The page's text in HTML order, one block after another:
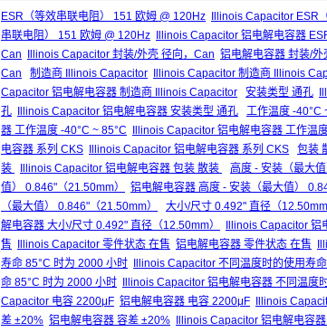
ESR（等效串联电阻） 151 欧姆 @ 120Hz Illinois Capacitor ESR
串联电阻） 151 欧姆 @ 120Hz
Illinois Capacitor 铝电解电容器
Can
Illinois Capacitor 封装/外壳 径向，Can 铝电解电容器 封装/外
Can
制造商 Illinois Capacitor Illinois Capacitor 制造商 Illinois
Capacitor 铝电解电容器 制造商 Illinois Capacitor
安装类型 通孔
孔
Illinois Capacitor 铝电解电容器 安装类型 通孔 工作温度 -40°C
器 工作温度 -40°C ~ 85°C
Illinois Capacitor 铝电解电容器 工作温
电容器 系列 CKS
Illinois Capacitor 铝电解电容器 系列 CKS 包装
装
Illinois Capacitor 铝电解电容器 包装 散装 高度 - 安装（最大
值） 0.846"（21.50mm）
铝电解电容器 高度 - 安装（最大值）
（最大值） 0.846"（21.50mm）
大小/尺寸 0.492" 直径（12.50mm
解电容器 大小/尺寸 0.492" 直径（12.50mm）
Illinois Capacitor 铝
售
Illinois Capacitor 零件状态 在售 铝电解电容器 零件状态 在售
寿命 85°C 时为 2000 小时
Illinois Capacitor 不同温度时的使用寿
命 85°C 时为 2000 小时
Illinois Capacitor 铝电解电容器 不同温度
Capacitor 电容 2200μF 铝电解电容器 电容 2200μF Illinois
差 ±20% 铝电解电容器 容差 ±20% Illinois Capacitor 铝电解电容